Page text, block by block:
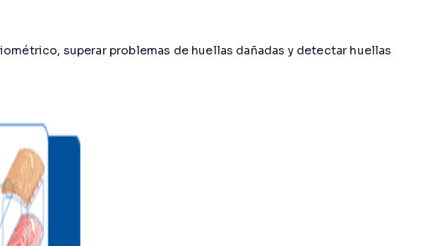
superar problemas de huellas dañadas y detectar huellas